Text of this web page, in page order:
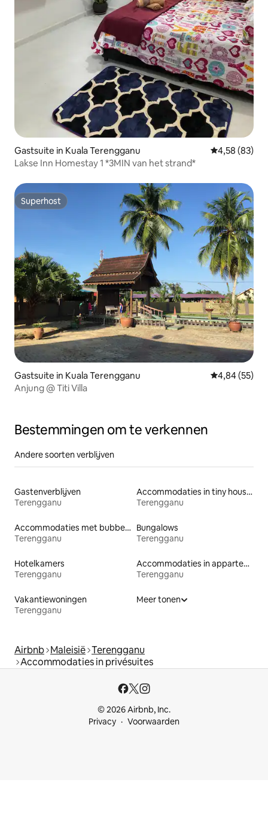
Gastsuite in Kuala Terengganu Gemiddelde
4,58 (83)
Lakse Inn Homestay 1 *3MIN van het strand*
Superhost
Superhost
Gastsuite in Kuala Terengganu Gemiddelde
4,84 (55)
Anjung @ Titi Villa
Bestemmingen om te verkennen
Andere soorten verblijven
Gastenverblijven
Terengganu
Accommodaties in tiny houses
Terengganu
Accommodaties met bubbelbad
Terengganu
Bungalows
Terengganu
Hotelkamers
Terengganu
Accommodaties in appartementen met diensten
Terengganu
Vakantiewoningen
Terengganu
Meer tonen
Airbnb Maleisië Terengganu
Accommodaties in privésuites
© 2026 Airbnb, Inc.
Privacy
Voorwaarden